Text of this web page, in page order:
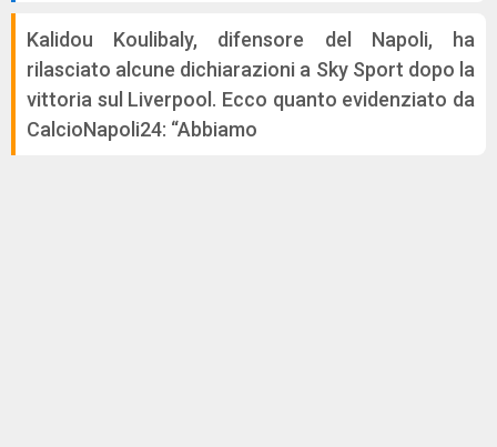
Kalidou Koulibaly, difensore del Napoli, ha
rilasciato alcune dichiarazioni a Sky Sport dopo la
vittoria sul Liverpool. Ecco quanto evidenziato da
CalcioNapoli24: “Abbiamo